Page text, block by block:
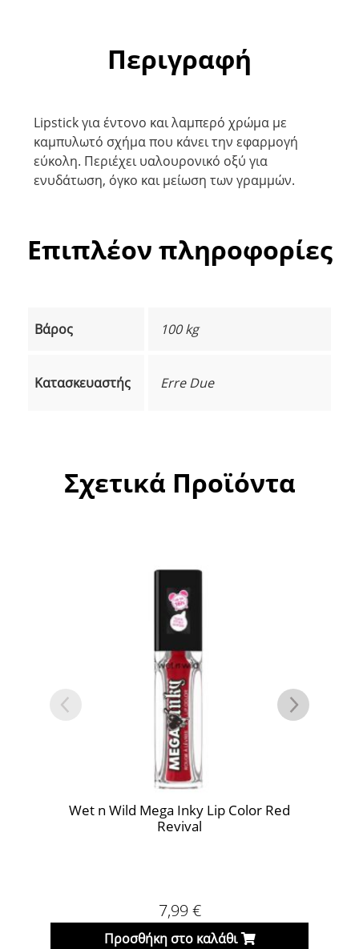
Περιγραφή
Lipstick για έντονο και λαμπερό χρώμα με
καμπυλωτό σχήμα που κάνει την εφαρμογή
εύκολη. Περιέχει υαλουρονικό οξύ για
ενυδάτωση, όγκο και μείωση των γραμμών.
Επιπλέον πληροφορίες
Βάρος 100 kg
Κατασκευαστής Erre Due
Σχετικά Προϊόντα
Wet n Wild Mega Inky Lip Color Red
Revival
7,99 €
Προσθήκη στο καλάθι